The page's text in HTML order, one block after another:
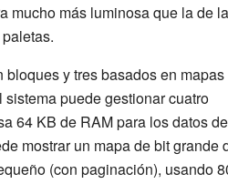
mucho más luminosa que la de
y tres basados en mapas
puede gestionar cuatro
64 KB de RAM para los datos de
mostrar un mapa de bit grande
(con paginación), usando